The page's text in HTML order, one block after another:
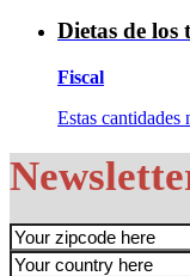
Dietas de los
Fiscal
Estas cantidades